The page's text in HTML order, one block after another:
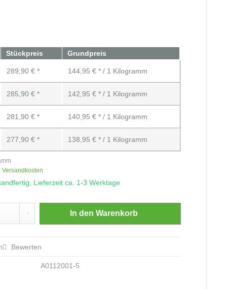
Stückpreis Grundpreis
289,90 € * 144,95 € * / 1 Kilogramm
285,90 € * 142,95 € * / 1 Kilogramm
281,90 € * 140,95 € * / 1 Kilogramm
277,90 € * 138,95 € * / 1 Kilogramm
Versandkosten
Lieferzeit ca. 1-3 Werktage
In den Warenkorb
Bewerten
A0112001-5